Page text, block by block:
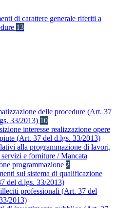
di carattere generale riferiti a
13
delle procedure (Art. 37
33/2013) 10
interesse realizzazione opere
(Art. 37 del d.lgs. 33/2013)
alla programmazione di lavori,
servizi e forniture / Mancata
programmazione 2
sul sistema di qualificazione
del d.lgs. 33/2013)
professionali (Art. 37 del
2013)